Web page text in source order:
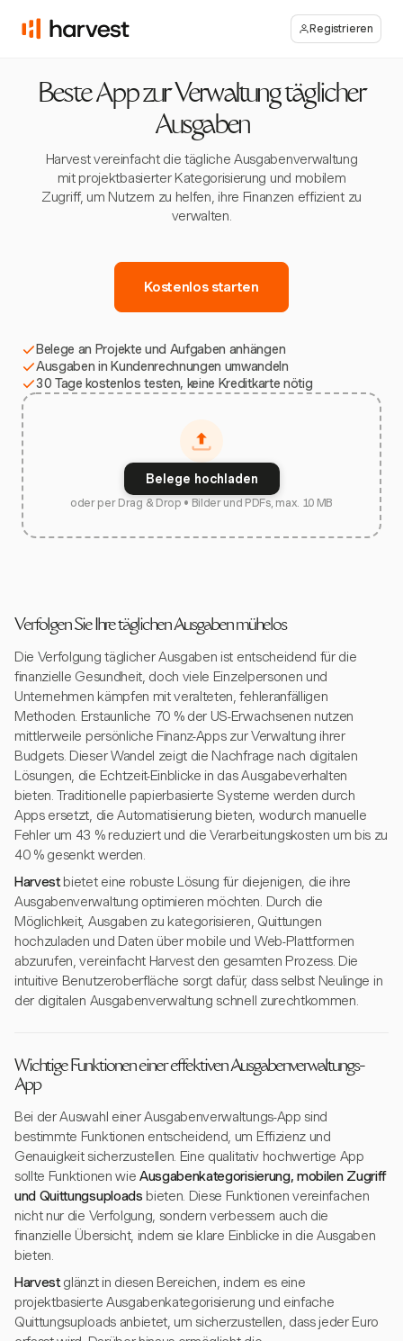
Registrieren
Beste App zur Verwaltung täglicher
Ausgaben
Harvest vereinfacht die tägliche Ausgabenverwaltung
mit projektbasierter Kategorisierung und mobilem
Zugriff, um Nutzern zu helfen, ihre Finanzen effizient zu
verwalten.
Kostenlos starten
Belege an Projekte und Aufgaben anhängen
Ausgaben in Kundenrechnungen umwandeln
30 Tage kostenlos testen, keine Kreditkarte nötig
Belege hochladen
oder per Drag & Drop • Bilder und PDFs, max. 10 MB
Verfolgen Sie Ihre täglichen Ausgaben mühelos
Die Verfolgung täglicher Ausgaben ist entscheidend für die
finanzielle Gesundheit, doch viele Einzelpersonen und
Unternehmen kämpfen mit veralteten, fehleranfälligen
Methoden. Erstaunliche 70 % der US-Erwachsenen nutzen
mittlerweile persönliche Finanz-Apps zur Verwaltung ihrer
Budgets. Dieser Wandel zeigt die Nachfrage nach digitalen
Lösungen, die Echtzeit-Einblicke in das Ausgabeverhalten
bieten. Traditionelle papierbasierte Systeme werden durch
Apps ersetzt, die Automatisierung bieten, wodurch manuelle
Fehler um 43 % reduziert und die Verarbeitungskosten um bis zu
40 % gesenkt werden.
Harvestbietet eine robuste Lösung für diejenigen, die ihre
Ausgabenverwaltung optimieren möchten. Durch die
Möglichkeit, Ausgaben zu kategorisieren, Quittungen
hochzuladen und Daten über mobile und Web-Plattformen
abzurufen, vereinfacht Harvest den gesamten Prozess. Die
intuitive Benutzeroberfläche sorgt dafür, dass selbst Neulinge in
der digitalen Ausgabenverwaltung schnell zurechtkommen.
Wichtige Funktionen einer effektiven Ausgabenverwaltungs-
App
Bei der Auswahl einer Ausgabenverwaltungs-App sind
bestimmte Funktionen entscheidend, um Effizienz und
Genauigkeit sicherzustellen. Eine qualitativ hochwertige App
sollte Funktionen wie Ausgabenkategorisierung, mobilen Zugriff
und Quittungsuploads bieten. Diese Funktionen vereinfachen
nicht nur die Verfolgung, sondern verbessern auch die
finanzielle Übersicht, indem sie klare Einblicke in die Ausgaben
bieten.
Harvestglänzt in diesen Bereichen, indem es eine
projektbasierte Ausgabenkategorisierung und einfache
Quittungsuploads anbietet, um sicherzustellen, dass jeder Euro